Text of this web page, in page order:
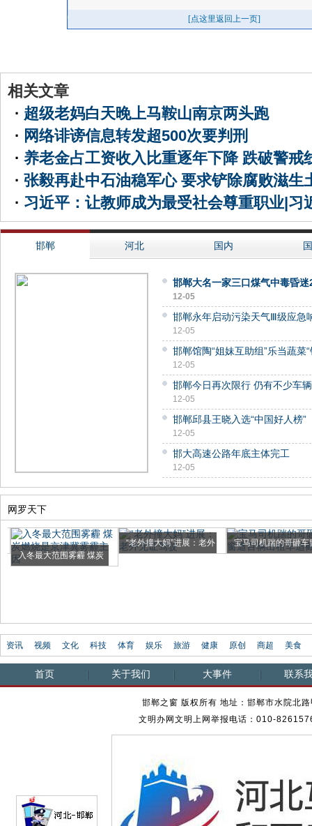
相关文章
· 超级老妈白天晚上马鞍山南京两头跑
· 网络诽谤信息转发超500次要判刑
· 养老金占工资收入比重逐年下降 跌破警戒
· 张毅再赴中石油稳军心 要求铲除腐败滋生
· 习近平：让教师成为最受社会尊重职业|习
邯郸 河北 国内
邯郸大名一家三口煤气中毒昏迷
12-05
邯郸永年启动污染天气Ⅲ级应急
12-05
邯郸馆陶“姐妹互助组”乐当蔬菜“
12-05
邯郸今日再次限行 仍有不少车
12-05
邯郸邱县王晓入选“中国好人榜”
12-05
邯大高速公路年底主体完工
12-05
网罗天下
入冬最大范围雾霾 煤炭
“老外撞大妈”进展：老外 宝马司机踹的哥砸车
资讯 视频 文化 科技 体育 娱乐 旅游 健康 原创 商超 美食
首页 关于我们 大事件 联系
邯郸之窗 版权所有 地址：邯郸市水院北
文明办网文明上网举报电话：010-